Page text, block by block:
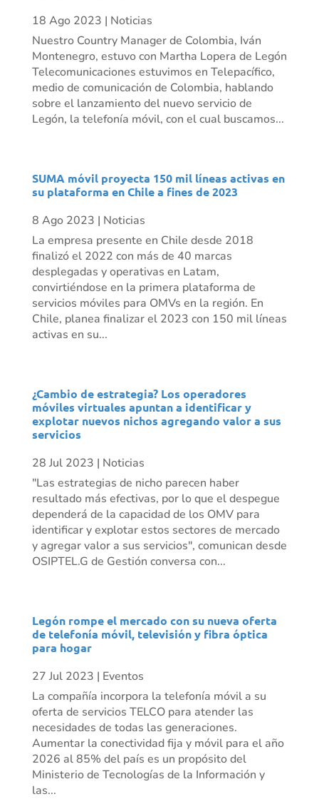
18 Ago 2023 | Noticias
Nuestro Country Manager de Colombia, Iván
Montenegro, estuvo con Martha Lopera de Legón
Telecomunicaciones estuvimos en Telepacífico,
medio de comunicación de Colombia, hablando
sobre el lanzamiento del nuevo servicio de
Legón, la telefonía móvil, con el cual buscamos...
SUMA móvil proyecta 150 mil líneas activas en
su plataforma en Chile a fines de 2023
8 Ago 2023 | Noticias
La empresa presente en Chile desde 2018
finalizó el 2022 con más de 40 marcas
desplegadas y operativas en Latam,
convirtiéndose en la primera plataforma de
servicios móviles para OMVs en la región. En
Chile, planea finalizar el 2023 con 150 mil líneas
activas en su...
¿Cambio de estrategia? Los operadores
móviles virtuales apuntan a identificar y
explotar nuevos nichos agregando valor a sus
servicios
28 Jul 2023 | Noticias
"Las estrategias de nicho parecen haber
resultado más efectivas, por lo que el despegue
dependerá de la capacidad de los OMV para
identificar y explotar estos sectores de mercado
y agregar valor a sus servicios", comunican desde
OSIPTEL.G de Gestión conversa con...
Legón rompe el mercado con su nueva oferta
de telefonía móvil, televisión y fibra óptica
para hogar
27 Jul 2023 | Eventos
La compañía incorpora la telefonía móvil a su
oferta de servicios TELCO para atender las
necesidades de todas las generaciones.
Aumentar la conectividad fija y móvil para el año
2026 al 85% del país es un propósito del
Ministerio de Tecnologías de la Información y
las...